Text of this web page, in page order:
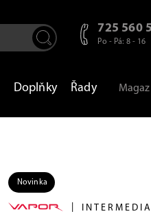
725 560
Po - Pá: 8 - 16
Doplňky Řady
Novinka